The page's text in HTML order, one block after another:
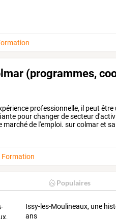
(programmes,
professionnelle, il peut être
pourchangerdesecteur
marchéde l'emploi. surcolmaret sa
Formation
Populaires
Issy-les-Moulineaux, une
ans